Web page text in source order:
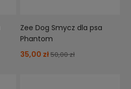
Zee Dog Smycz dla psa
Phantom
35,00 zł50,00 zł